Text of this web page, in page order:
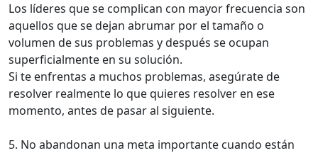
Los líderes que se complican con mayor frecuencia son
aquellos que se dejan abrumar por el tamaño o
volumen de sus problemas y después se ocupan
superficialmente en su solución.
Si te enfrentas a muchos problemas, asegúrate de
resolver realmente lo que quieres resolver en ese
momento, antes de pasar al siguiente.
5. No abandonan una meta importante cuando están